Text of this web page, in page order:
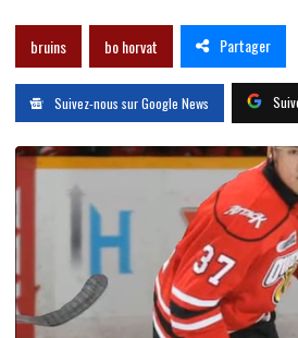
bruins bo horvat Partager
Suivez-nous sur Google News